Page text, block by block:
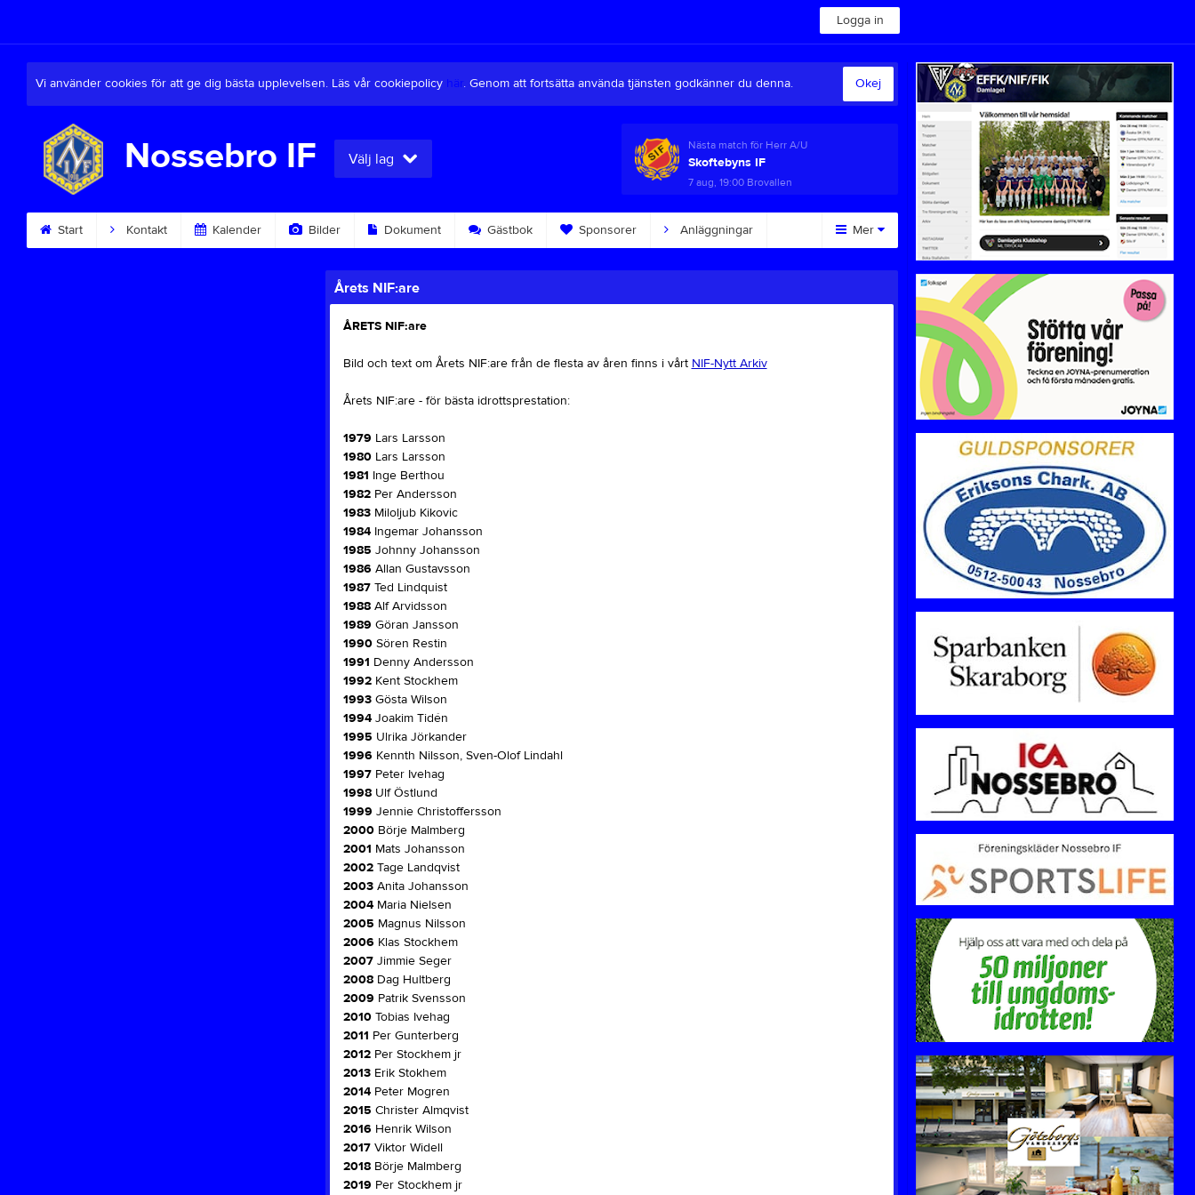
Logga in
Vi använder cookies för att ge dig bästa upplevelsen. Läs vår cookiepolicy här. Genom att fortsätta använda tjänsten godkänner du denna. Okej
Nossebro IF Välj lag
Nästa match för Herr A/U
Skoftebyns IF
7 aug, 19:00 Brovallen
Start Kontakt Kalender Bilder Dokument Gästbok Sponsorer Anläggningar Mer
Huvudmeny
Arkiv
Blodgivning
Föreningsemblem
Föreningskläder
Kiosk
Lotter & Spel
Medlemsavgifter
Bli medlem
Länkar
NIF-NYTT
Om Nossebro IF
Sociala medier
Styrelsen
Swish
Årets NIF:are
Sparbanksvallen
EFFK/NIF/FIK Dam
Årets NIF:are
ÅRETS NIF:are
Bild och text om Årets NIF:are från de flesta av åren finns i vårt NIF-Nytt Arkiv
Årets NIF:are - för bästa idrottsprestation:
1979 Lars Larsson
1980Lars Larsson
1981 Inge Berthou
1982Per Andersson
1983Miloljub Kikovic
1984Ingemar Johansson
1985 Johnny Johansson
1986 Allan Gustavsson
1987Ted Lindquist
1988Alf Arvidsson
1989 Göran Jansson
1990Sören Restin
1991 Denny Andersson
1992Kent Stockhem
1993Gösta Wilson
1994Joakim Tidén
1995 Ulrika Jörkander
1996 Kennth Nilsson, Sven-Olof Lindahl
1997Peter Ivehag
1998Ulf Östlund
1999 Jennie Christoffersson
2000Börje Malmberg
2001 Mats Johansson
2002Tage Landqvist
2003Anita Johansson
2004Maria Nielsen
2005 Magnus Nilsson
2006 Klas Stockhem
2007Jimmie Seger
2008Dag Hultberg
2009 Patrik Svensson
2010Tobias Ivehag
2011 Per Gunterberg
2012Per Stockhem jr
2013Erik Stokhem
2014Peter Mogren
2015 Christer Almqvist
2016 Henrik Wilson
2017Viktor Widell
2018Börje Malmberg
2019 Per Stockhem jr